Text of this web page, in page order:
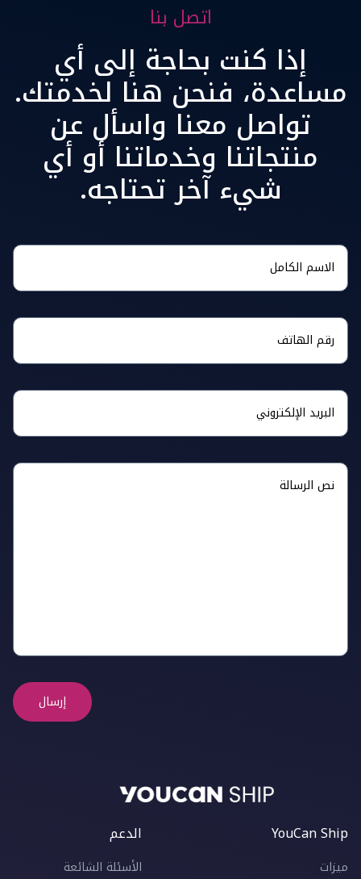
اتصل بنا
إذا كنت بحاجة إلى أي
مساعدة، فنحن هنا لخدمتك.
تواصل معنا واسأل عن
منتجاتنا وخدماتنا أو أي
شيء آخر تحتاجه.
إرسال
YouCan Ship
ميزات
الدعم
الأسئلة الشائعة